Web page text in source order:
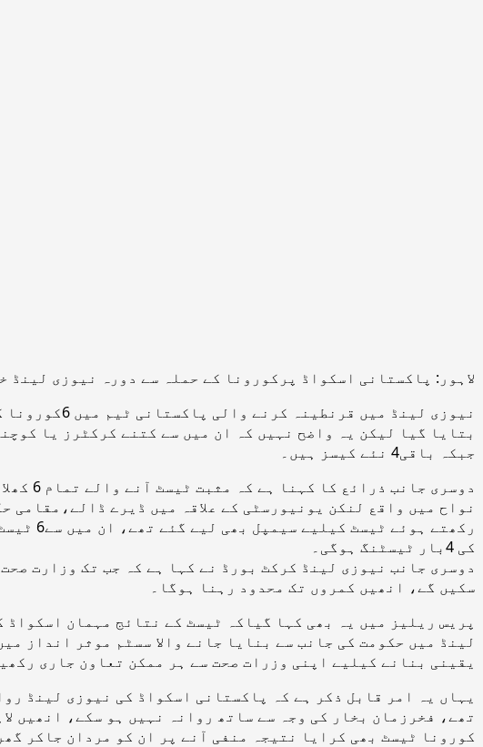
لاہور: پاکستانی اسکواڈ پرکورونا کے حملہ سے دورہ نیوزی لینڈ خطرے میں
نیوزی لینڈ
جبکہ باقی4 نئے کیسز ہیں۔
کی 4بار ٹیسٹنگ ہوگی۔
دوسری جانب نیوزی لینڈ کرکٹ بورڈ نے کہا ہے کہ جب تک وزارت
سکیں گے، انھیں کمروں تک محدود رہنا ہوگا۔
پریس ریلیز میں یہ بھی کہا گیاکہ ٹیسٹ کے نتائج مہمان
لینڈ میں حکومت کی جانب سے بنایا جانے والا سسٹم موثر انداز
یقینی بنانے کیلیے اپنی وزرات صحت سے ہر ممکن تعاون جاری
تھے، فخرزمان بخار کی وجہ سے ساتھ روانہ نہیں ہو سکے، انھیں
کورونا ٹیسٹ بھی کرایا نتیجہ منفی آنے پر ان کو مردان جاکر گھر میں رہنے کی ہدایت